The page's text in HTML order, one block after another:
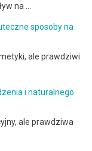
na …
sposoby na
ale prawdziwi
i naturalnego
ale prawdziwa